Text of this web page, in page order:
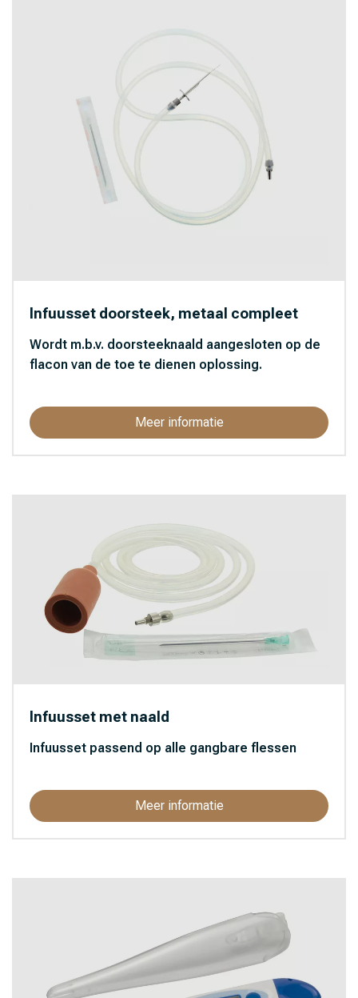
Infuusset doorsteek, metaal compleet
Wordt m.b.v. doorsteeknaald aangesloten op de
flacon van de toe te dienen oplossing.
Meer informatie
Infuusset met naald
Infuusset passend op alle gangbare flessen
Meer informatie